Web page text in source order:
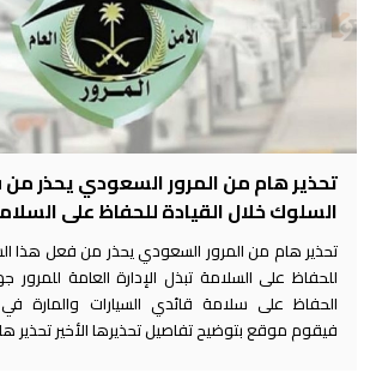
تحذير هام من المرور السعودي يحذر
السلوك خلال القيادة للحفاظ على
تحذير هام من المرور السعودي يحذر من فعل هذا
للحفاظ على السلامة تبذل الإدارة العامة
الحفاظ على سلامة قائدي السيارات والمارة
فيقوم موقع بتوضيح تفاصيل تحذيرها الأخير تحذير